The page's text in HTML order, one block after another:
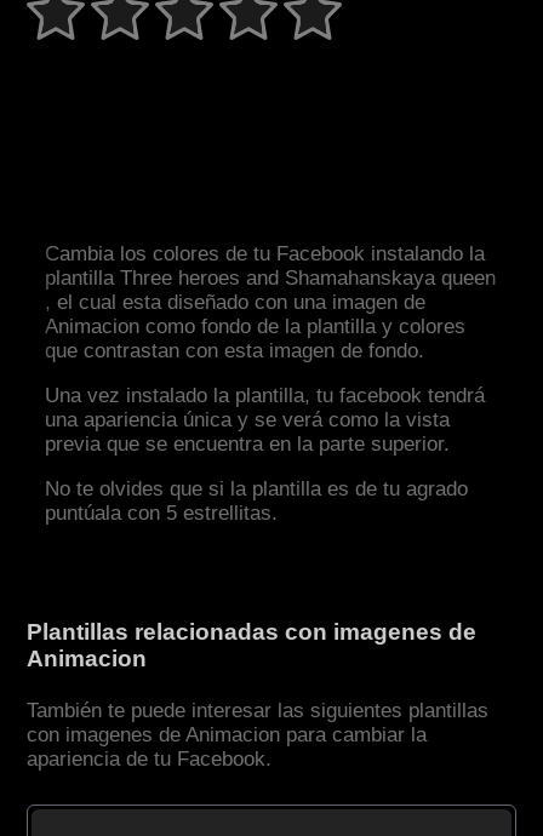
Cambia los colores de tu Facebook instalando la
plantilla Three heroes and Shamahanskaya queen
, el cual esta diseñado con una imagen de
Animacion como fondo de la plantilla y colores
que contrastan con esta imagen de fondo.
Una vez instalado la plantilla, tu facebook tendrá
una apariencia única y se verá como la vista
previa que se encuentra en la parte superior.
No te olvides que si la plantilla es de tu agrado
puntúala con 5 estrellitas.
Plantillas relacionadas con imagenes de
Animacion
También te puede interesar las siguientes plantillas
con imagenes de Animacion para cambiar la
apariencia de tu Facebook.